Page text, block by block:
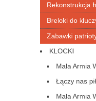
Rekonstrukcja
Breloki do
Zabawki
KLOCKI
Mała Armia
Łączy nas
Mała Armia